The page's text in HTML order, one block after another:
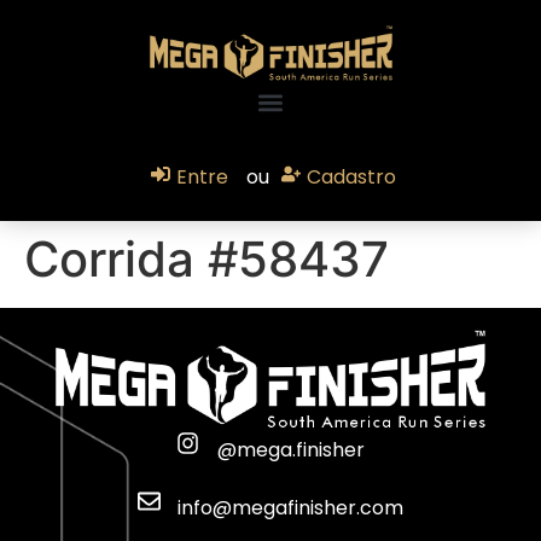
Entre ou Cadastro
Corrida #58437
@mega.finisher
info@megafinisher.com